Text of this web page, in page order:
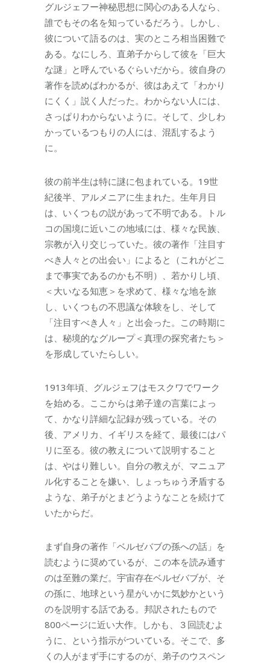
グルジェフー神秘思想に関心のある人なら、
誰でもその名を知っているだろう。しかし、
彼について語るのは、実のところ相当困難で
ある。なにしろ、直弟子からして彼を「巨大
な謎」と呼んでいるぐらいだから。彼自身の
著作を読めばわかるが、彼はあえて「わかり
にくく」説く人だった。わからない人には、
さっぱりわからないように。そして、少しわ
かっているつもりの人には、混乱するよう
に。
彼の前半生は特に謎に包まれている。19世
紀後半、アルメニアに生まれた。生年月日
は、いくつもの説があって不明である。トル
コの国境に近いこの地域には、様々な民族、
宗教が入り交じっていた。彼の著作「注目す
べき人々との出会い」によると（これがどこ
まで事実であるのかも不明）、若かりし頃、
＜大いなる知恵＞を求めて、様々な地を旅
し、いくつもの不思議な体験をし、そして
「注目すべき人々」と出会った。この時期に
は、秘境的なグループ＜真理の探究者たち＞
を形成していたらしい。
1913年頃、グルジェフはモスクワでワーク
を始める。ここからは弟子達の言葉によっ
て、かなり詳細な記録が残っている。その
後、アメリカ、イギリスを経て、最後にはパ
リに至る。彼の教えについて説明すること
は、やはり難しい。自分の教えが、マニュア
ル化することを嫌い、しょっちゅう矛盾する
ような、弟子がとまどうようなことを続けて
いたからだ。
まず自身の著作「ベルゼバブの孫への話」を
読むように奨めているが、この本を読み通す
のは至難の業だ。宇宙存在ベルゼバブが、そ
の孫に、地球という星がいかに気妙かという
のを説明する話である。邦訳されたもので
800ページに近い大作。しかも、３回読むよ
うに、という指示がついている。そこで、多
くの人がまず手にするのが、弟子のウスペン